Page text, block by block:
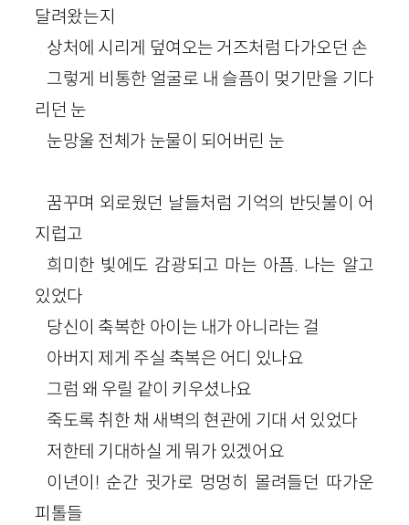
달려왔는지
상처에 시리게 덮여오는 거즈처럼 다가오던 손
그렇게 비통한 얼굴로 내 슬픔이 멎기만을 기다
리던 눈
눈망울 전체가 눈물이 되어버린 눈
꿈꾸며 외로웠던 날들처럼 기억의 반딧불이 어
지럽고
희미한 빛에도 감광되고 마는 아픔. 나는 알고
있었다
당신이 축복한 아이는 내가 아니라는 걸
아버지 제게 주실 축복은 어디 있나요
그럼 왜 우릴 같이 키우셨나요
죽도록 취한 채 새벽의 현관에 기대 서 있었다
저한테 기대하실 게 뭐가 있겠어요
이년이! 순간 귓가로 멍멍히 몰려들던 따가운
피톨들